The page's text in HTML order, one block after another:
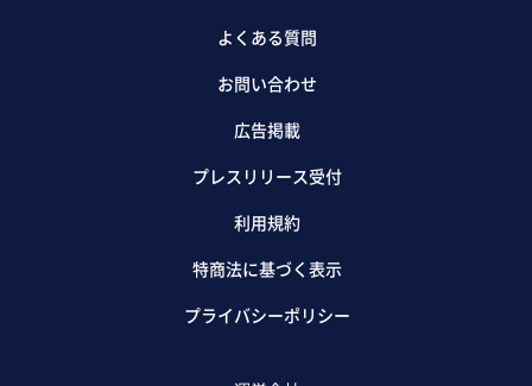
よくある質問
お問い合わせ
広告掲載
プレスリリース受付
利用規約
特商法に基づく表示
プライバシーポリシー